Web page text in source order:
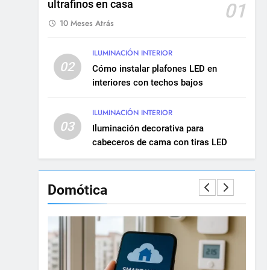
Renovación eléctrica en
edificios históricos: guía
MANTENIMIENTO
10
Cómo realizar una
empotrada en viviendas
INSTALACIONES ELÉCTRICAS
11
Qué hacer si una
instalación eléctrica tiene
INSTALACIONES ELÉCTRICAS
12
Diferencias entre circuitos
de fuerza y circuitos de
alumbrado
INSTALACIONES ELÉCTRICAS
ultrafinos en casa
01
10 Meses Atrás
02
ILUMINACIÓN INTERIOR
Cómo instalar plafones LED en
interiores con techos bajos
03
ILUMINACIÓN INTERIOR
Iluminación decorativa para
cabeceros de cama con tiras LED
Domótica